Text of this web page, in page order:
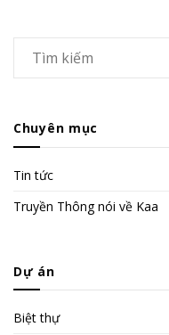
Chuyên mục
Tin tức
Truyền Thông nói về Kaa
Dự án
Biệt thự